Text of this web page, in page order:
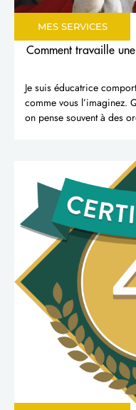
MES SERVICES
Comment travaille
Je suis éducatrice
comme vous l’imaginez.
on pense souvent à des